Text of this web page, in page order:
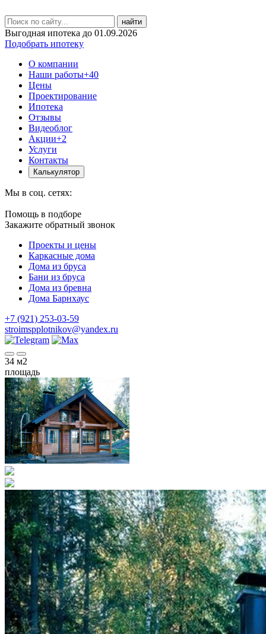
найти
Выгодная ипотека до 01.09.2026
Подобрать ипотеку
О компании
Наши работы+40
Цены
Проектирование
Ипотека
Отзывы
Видеоблог
Акции+2
Услуги
Контакты
Калькулятор
Мы в соц. сетях:
Помощь в подборе
Закажите обратный звонок
Проекты и цены
Каркасные дома
Дома из бруса
Бани из бруса
Дома из бревна
Дома Барнхаус
+7 (921) 253-03-59
stroimspplotnikov@yandex.ru
34 м2
площадь